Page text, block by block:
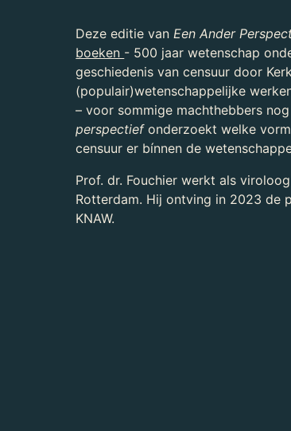
Deze editie vanEen Ander
boeken - 500 jaar wetenschap
geschiedenis van censuur door
(populair)wetenschappelijke
– voor sommige machthebbers
perspectiefonderzoekt welke
censuur er bínnen de
Prof. dr. Fouchier werkt als
Rotterdam. Hij ontving in 2023 de
KNAW.